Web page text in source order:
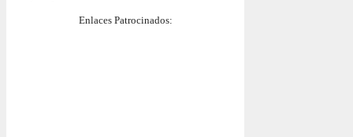
Enlaces Patrocinados: